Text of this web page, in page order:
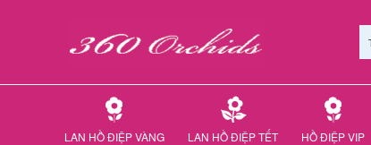
LAN HỒ ĐIỆP VÀNG LAN HỒ ĐIỆP TẾT HỒ ĐIỆP VIP